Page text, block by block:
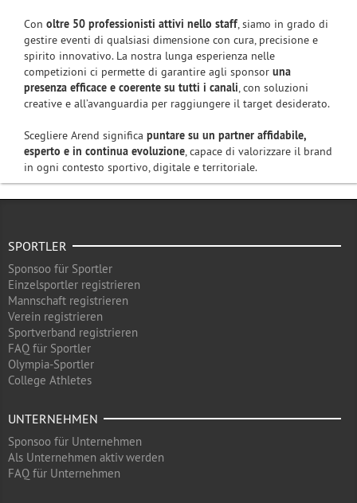
Con oltre 50 professionisti attivi nello staff, siamo in grado di
gestire eventi di qualsiasi dimensione con cura, precisione e
spirito innovativo. La nostra lunga esperienza nelle
competizioni ci permette di garantire agli sponsor una
presenza efficace e coerente su tutti i canali, con soluzioni
creative e all’avanguardia per raggiungere il target desiderato.
Scegliere Arend significa puntare su un partner affidabile,
esperto e in continua evoluzione, capace di valorizzare il brand
in ogni contesto sportivo, digitale e territoriale.
SPORTLER
Sponsoo für Sportler
Einzelsportler registrieren
Mannschaft registrieren
Verein registrieren
Sportverband registrieren
FAQ für Sportler
Olympia-Sportler
College Athletes
UNTERNEHMEN
Sponsoo für Unternehmen
Als Unternehmen aktiv werden
FAQ für Unternehmen